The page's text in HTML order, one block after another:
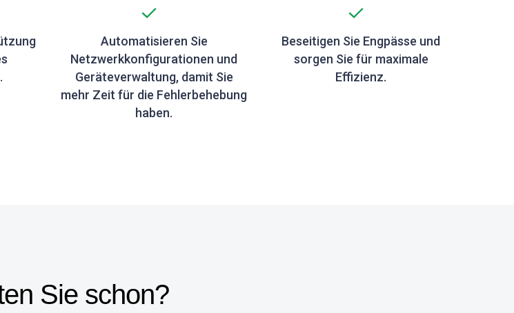
Automatisieren Sie
Netzwerkkonfigurationen und
Geräteverwaltung, damit Sie
mehr Zeit für die Fehlerbehebung
haben.
Beseitigen Sie Engpässe und
sorgen Sie für maximale
Effizienz.
Sie schon?